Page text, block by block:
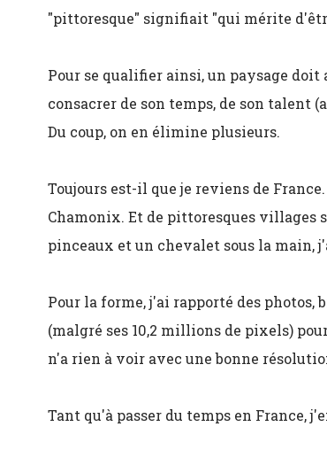
"pittoresque" signifiait "qui mérite
Pour se qualifier ainsi, un paysage
consacrer de son temps, de son talent
Du coup, on en élimine plusieurs.
Toujours est-il que je reviens de
Chamonix. Et de pittoresques villages
pinceaux et un chevalet sous la main,
Pour la forme, j'ai rapporté des
(malgré ses 10,2 millions de pixels)
n'a rien à voir avec une bonne
Tant qu'à passer du temps en France,